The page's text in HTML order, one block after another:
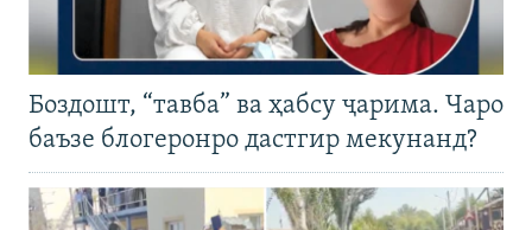
Боздошт, “тавба” ва ҳабсу ҷарима. Чаро
баъзе блогеронро дастгир мекунанд?